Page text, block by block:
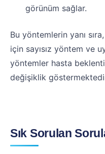
görünüm sağlar.
Bu yöntemlerin yanı sıra,
için sayısız yöntem ve
yöntemler hasta
değişiklik
Sık Sorulan